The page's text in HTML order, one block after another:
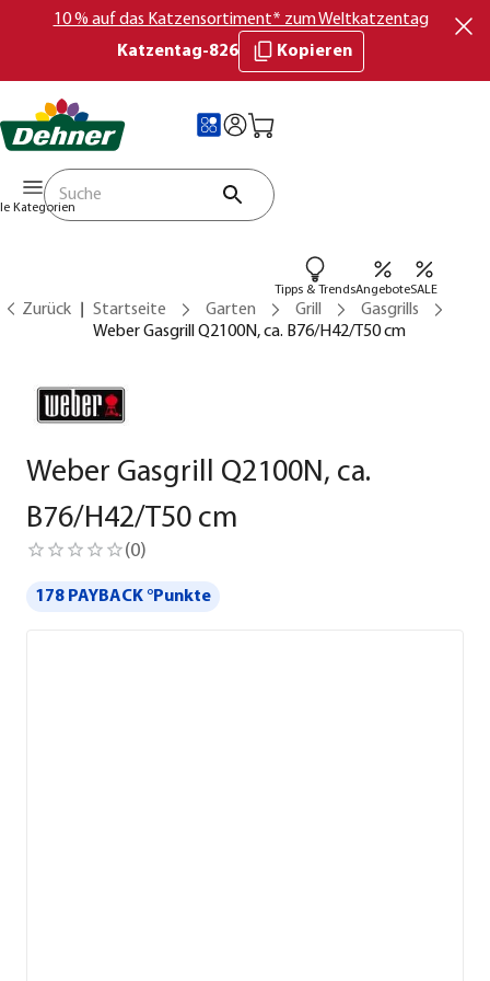
10 % auf das Katzensortiment* zum Weltkatzentag
Katzentag-826
Kopieren
Kategorien
Tipps & TrendsAngeboteSALE
Zurück Startseite Garten Grill
Gasgrills
Weber Gasgrill Q2100N, ca. B76/H42/T50 cm
Weber Gasgrill Q2100N, ca.
B76/H42/T50 cm
(0)
178 PAYBACK °Punkte